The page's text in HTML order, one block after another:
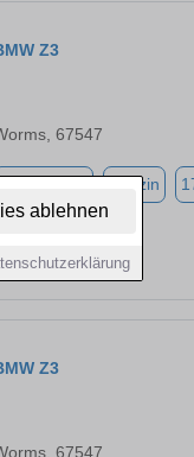
ablehnen
Z3
67547
Benzin
Z3
67547